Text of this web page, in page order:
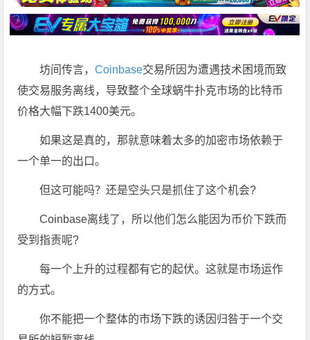
坊间传言，Coinbase交易所因为遭遇技术困境而致
使交易服务离线，导致整个全球蜗牛扑克市场的比特币
价格大幅下跌1400美元。
如果这是真的，那就意味着太多的加密市场依赖于
一个单一的出口。
但这可能吗？还是空头只是抓住了这个机会?
Coinbase离线了，所以他们怎么能因为币价下跌而
受到指责呢?
每一个上升的过程都有它的起伏。这就是市场运作
的方式。
你不能把一个整体的市场下跌的诱因归咎于一个交